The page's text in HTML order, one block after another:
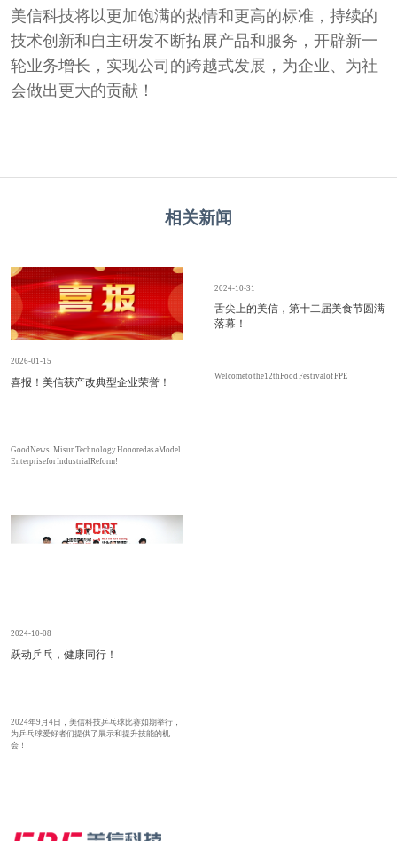
美信科技将以更加饱满的热情和更高的标准，持续的
技术创新和自主研发不断拓展产品和服务，开辟新一
轮业务增长，实现公司的跨越式发展，为企业、为社
会做出更大的贡献！
相关新闻
2026-01-15
喜报！美信获产改典型企业荣誉！
Good News! Misun Technology Honored as a Model
Enterprise for Industrial Reform!
2024-10-31
舌尖上的美信，第十二届美食节圆满
落幕！
Welcome to the 12thFood Festival of FPE
2024-10-08
跃动乒乓，健康同行！
2024年9月4日，美信科技乒乓球比赛如期举行，
为乒乓球爱好者们提供了展示和提升技能的机
会！